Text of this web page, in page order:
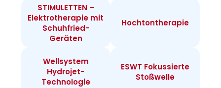
STIMULETTEN –
Elektrotherapie mit
Schuhfried-
Geräten
Hochtontherapie
Wellsystem
Hydrojet-
Technologie
ESWT Fokussierte
Stoßwelle